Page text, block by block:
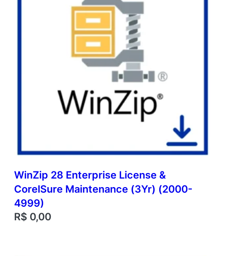
WinZip 28 Enterprise License &
CorelSure Maintenance (3Yr) (2000-
4999)
R$ 0,00